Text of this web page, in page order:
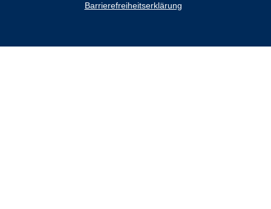
Barrierefreiheitserklärung